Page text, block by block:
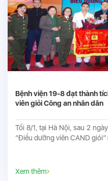
Bệnh viện 19-8 đạt thành
viên giỏi Công an nhân dân
Tối 8/1, tại Hà Nội, sau 2
“Điều dưỡng viên CAND
Xem thêm